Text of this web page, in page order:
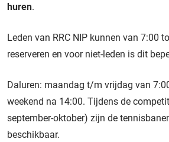
huren.
Leden van RRC NIP kunnen van 7:00
reserveren en voor niet-leden is dit
Daluren: maandag t/m vrijdag van
weekend na 14:00. Tijdens de
september-oktober) zijn de
beschikbaar.